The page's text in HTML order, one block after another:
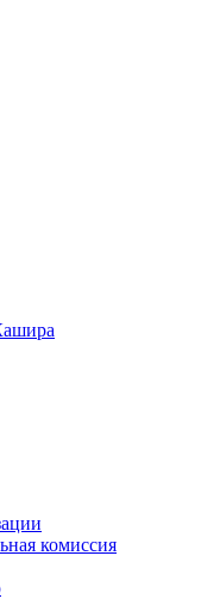
комиссия